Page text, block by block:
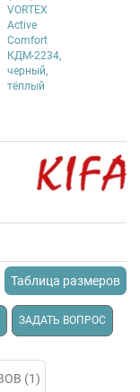
Таблица размеров
ЗАДАТЬ ВОПРОС
(1)